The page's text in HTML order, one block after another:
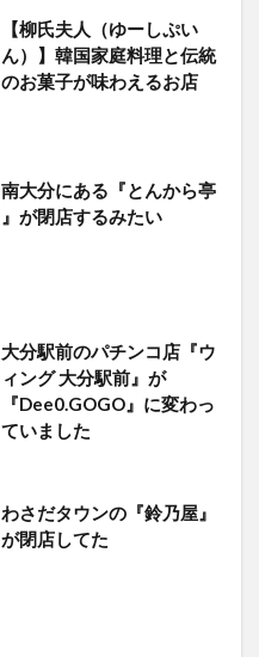
【柳氏夫人（ゆーしぷい
ん）】韓国家庭料理と伝統
のお菓子が味わえるお店
南大分にある『とんから亭
』が閉店するみたい
大分駅前のパチンコ店『ウ
ィング 大分駅前』が
『Dee0.GOGO』に変わっ
ていました
わさだタウンの『鈴乃屋』
が閉店してた